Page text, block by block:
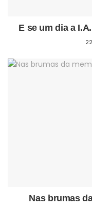
E se um dia a
Nas brumas